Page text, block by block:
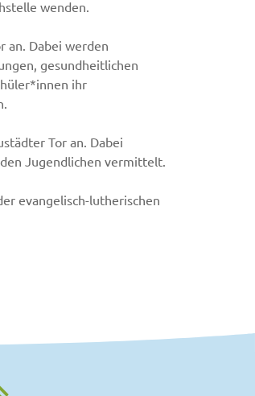
wenden.
an. Dabei werden
gesundheitlichen
ihr
Tor an. Dabei
Jugendlichen vermittelt.
evangelisch-lutherischen